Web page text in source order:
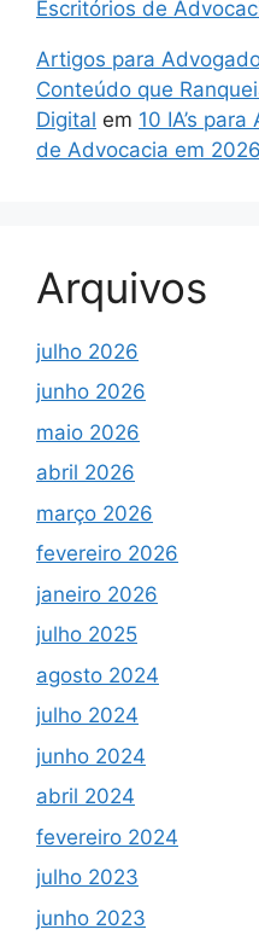
Escritórios de
Artigos para
Conteúdo que
Digital em 10 IA’s
de Advocacia em 2026
Arquivos
julho 2026
junho 2026
maio 2026
abril 2026
março 2026
fevereiro 2026
janeiro 2026
julho 2025
agosto 2024
julho 2024
junho 2024
abril 2024
fevereiro 2024
julho 2023
junho 2023